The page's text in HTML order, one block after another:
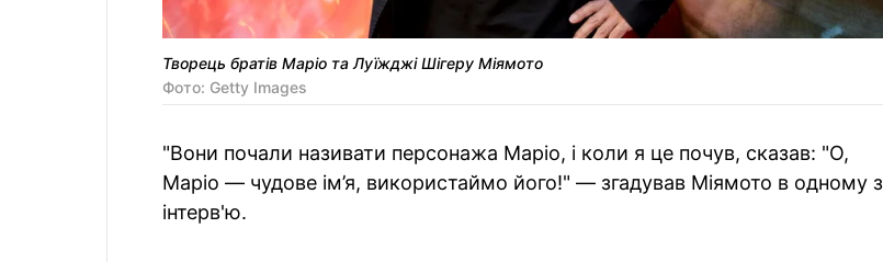
Творець братів Маріо та Луїжджі Шігеру Міямото
Фото: Getty Images
"Вони почали називати персонажа Маріо, і коли я це почув, сказав: "О,
Маріо — чудове ім’я, використаймо його!" — згадував Міямото в одному з
інтерв'ю.